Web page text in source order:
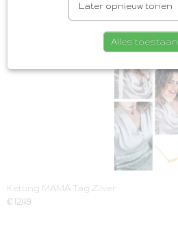
Ketting MAMA Tag Zilver
€ 12,49
Later opnieuw tonen
Alles toestaan